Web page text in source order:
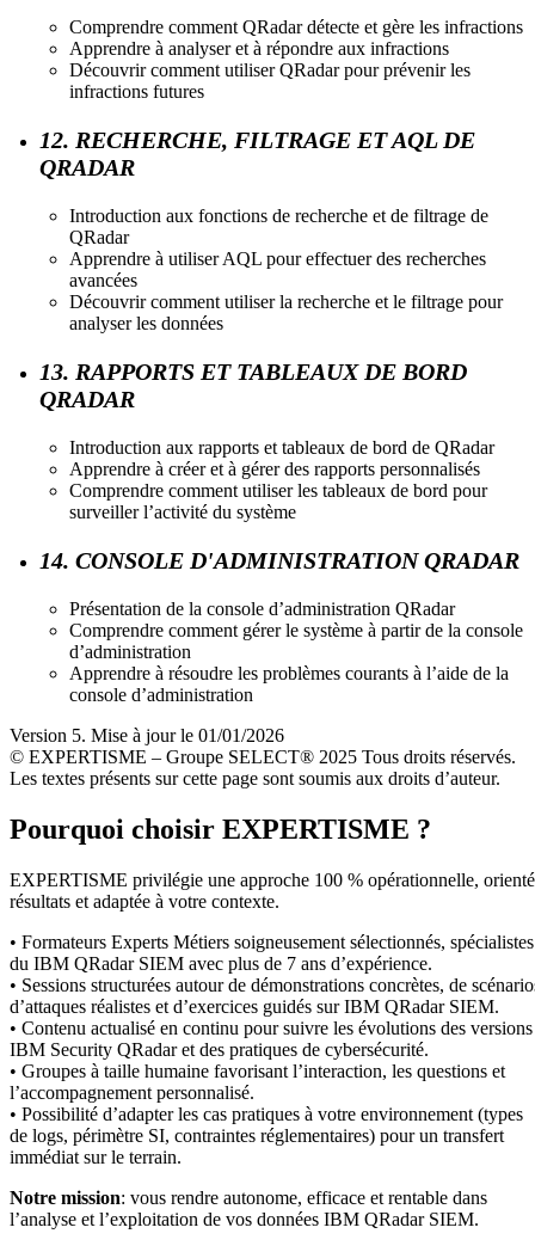
Comprendre comment QRadar détecte et gère les infractions
Apprendre à analyser et à répondre aux infractions
Découvrir comment utiliser QRadar pour prévenir les
infractions futures
12. RECHERCHE, FILTRAGE ET AQL DE
QRADAR
Introduction aux fonctions de recherche et de filtrage de
QRadar
Apprendre à utiliser AQL pour effectuer des recherches
avancées
Découvrir comment utiliser la recherche et le filtrage pour
analyser les données
13. RAPPORTS ET TABLEAUX DE BORD
QRADAR
Introduction aux rapports et tableaux de bord de QRadar
Apprendre à créer et à gérer des rapports personnalisés
Comprendre comment utiliser les tableaux de bord pour
surveiller l’activité du système
14. CONSOLE D'ADMINISTRATION QRADAR
Présentation de la console d’administration QRadar
Comprendre comment gérer le système à partir de la console
d’administration
Apprendre à résoudre les problèmes courants à l’aide de la
console d’administration
Version 5. Mise à jour le 01/01/2026
© EXPERTISME – Groupe SELECT® 2025 Tous droits réservés.
Les textes présents sur cette page sont soumis aux droits d’auteur.
Pourquoi choisir EXPERTISME ?
EXPERTISME privilégie une approche 100 % opérationnelle,
résultats et adaptée à votre contexte.
• Formateurs Experts Métiers soigneusement sélectionnés, spécialistes
du IBM QRadar SIEM avec plus de 7 ans d’expérience.
• Sessions structurées autour de démonstrations concrètes, de
d’attaques réalistes et d’exercices guidés sur IBM QRadar SIEM.
• Contenu actualisé en continu pour suivre les évolutions des versions
IBM Security QRadar et des pratiques de cybersécurité.
• Groupes à taille humaine favorisant l’interaction, les questions et
l’accompagnement personnalisé.
• Possibilité d’adapter les cas pratiques à votre environnement (types
de logs, périmètre SI, contraintes réglementaires) pour un transfert
immédiat sur le terrain.
Notre mission: vous rendre autonome, efficace et rentable dans
l’analyse et l’exploitation de vos données IBM QRadar SIEM.